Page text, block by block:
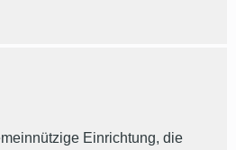
Einrichtung, die